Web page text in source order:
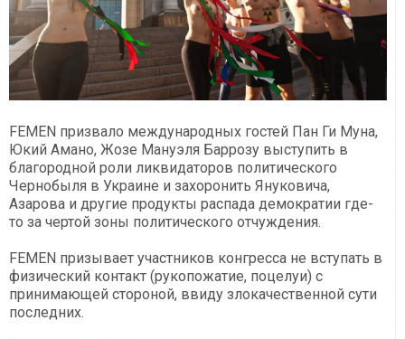
FEMEN призвало международных гостей Пан Ги Муна,
Юкий Амано, Жозе Мануэля Баррозу выступить в
благородной роли ликвидаторов политического
Чернобыля в Украине и захоронить Януковича,
Азарова и другие продукты распада демократии где-
то за чертой зоны политического отчуждения.
FEMEN призывает участников конгресса не вступать в
физический контакт (рукопожатие, поцелуи) с
принимающей стороной, ввиду злокачественной сути
последних.